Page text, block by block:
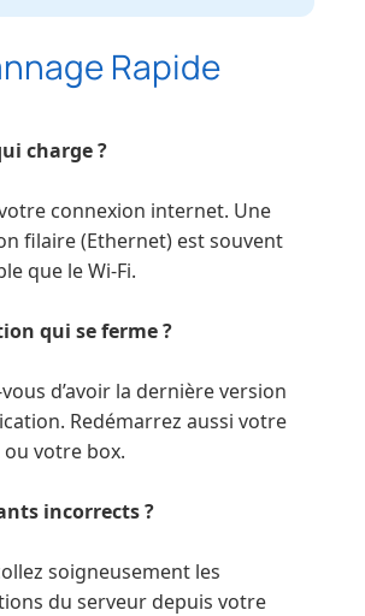
Rapide
charge ?
connexion internet. Une
filaire (Ethernet) est souvent
que le Wi-Fi.
qui se ferme ?
d’avoir la dernière version
Redémarrez aussi votre
ou votre box.
incorrects ?
soigneusement les
du serveur depuis votre